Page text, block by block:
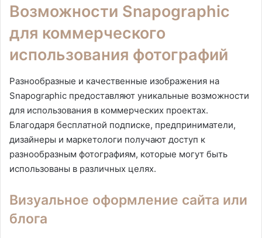
Возможности Snapographic
для коммерческого
использования фотографий
Разнообразные и качественные изображения на
Snapographic предоставляют уникальные возможности
для использования в коммерческих проектах.
Благодаря бесплатной подписке, предприниматели,
дизайнеры и маркетологи получают доступ к
разнообразным фотографиям, которые могут быть
использованы в различных целях.
Визуальное оформление сайта или
блога